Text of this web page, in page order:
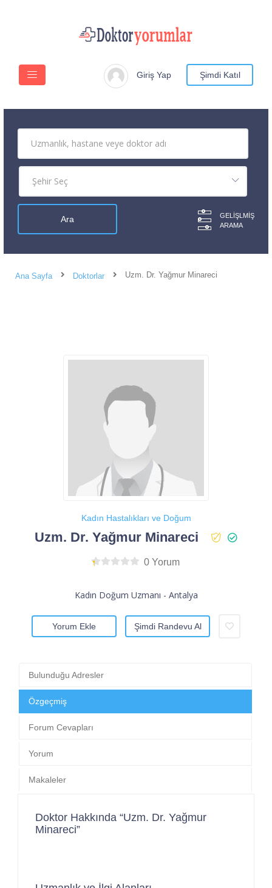
Giriş Yap Şimdi Katıl
GELIŞLMIŞ
ARAMA
Ana Sayfa Doktorlar Uzm. Dr. Yağmur Minareci
Kadın Hastalıkları ve Doğum
Uzm. Dr. Yağmur Minareci
0 Yorum
Kadın Doğum Uzmanı - Antalya
Yorum Ekle Şimdi Randevu Al
Bulunduğu Adresler
Özgeçmiş
Forum Cevapları
Yorum
Makaleler
Doktor Hakkında “Uzm. Dr. Yağmur
Minareci”